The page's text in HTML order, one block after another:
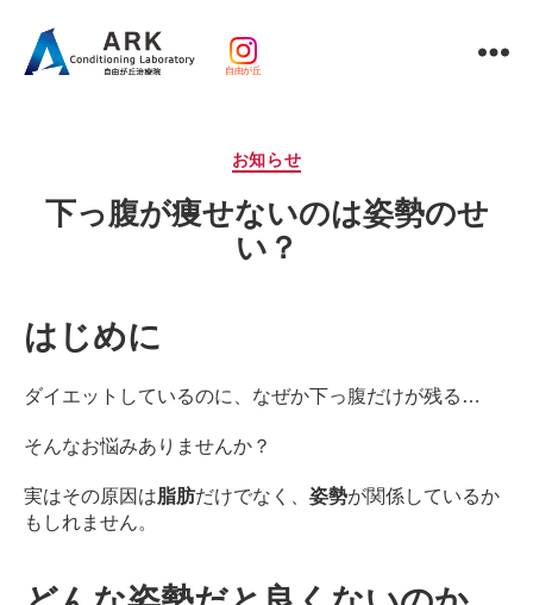
ン
グ
整
鍼
灸・
マ
ッ
ー
自由が丘
カ
ゴ
リ
ー
お知らせ
下っ腹が痩せないのは姿勢のせ
い？
はじめに
ダイエットしているのに、なぜか下っ腹だけが残る…
そんなお悩みありませんか？
実はその原因は脂肪だけでなく、 姿勢が関係しているか
もしれません。